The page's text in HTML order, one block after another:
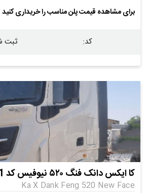
برای مشاهده قیمت پلن مناسب را خریداری کنید
کد: ثبت
کا ایکس دانک فنگ ۵۲۰ نیوفیس کد TH-DF-0011
Ka X Dank Feng 520 New Face